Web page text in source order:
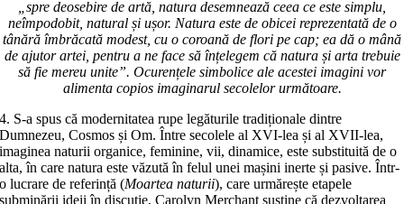
„spre deosebire de artă, natura desemnează ceea ce este simplu,
neîmpodobit, natural și ușor. Natura este de obicei reprezentată de o
tânără îmbrăcată modest, cu o coroană de flori pe cap; ea dă o mână
de ajutor artei, pentru a ne face să înțelegem că natura și arta trebuie
să fie mereu unite”. Ocurențele simbolice ale acestei imagini vor
alimenta copios imaginarul secolelor următoare.
4. S-a spus că modernitatea rupe legăturile tradiționale dintre
Dumnezeu, Cosmos și Om. Între secolele al XVI-lea și al XVII-lea,
imaginea naturii organice, feminine, vii, dinamice, este substituită de o
alta, în care natura este văzută în felul unei mașini inerte și pasive. Într-
o lucrare de referință (Moartea naturii), care urmărește etapele
subminării ideii în discuție, Carolyn Merchant susține că dezvoltarea